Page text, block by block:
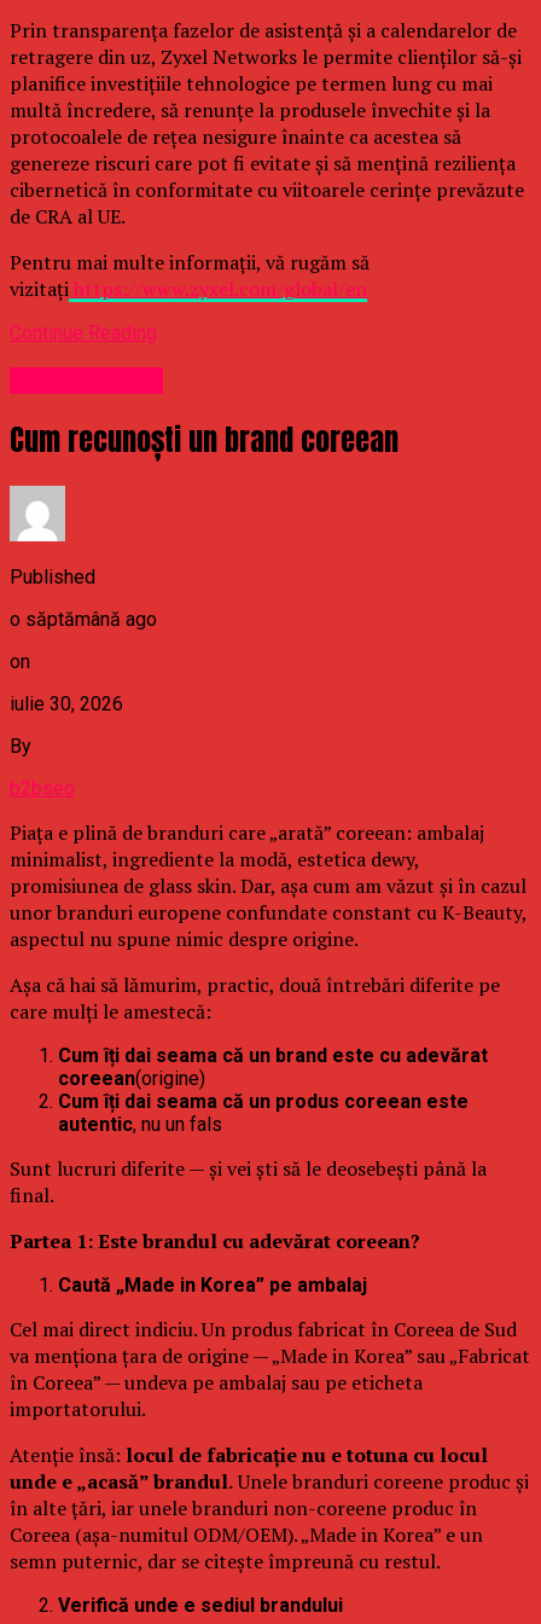
Prin transparența fazelor de asistență și a calendarelor de
retragere din uz, Zyxel Networks le permite clienților să-și
planifice investițiile tehnologice pe termen lung cu mai
multă încredere, să renunțe la produsele învechite și la
protocoalele de rețea nesigure înainte ca acestea să
genereze riscuri care pot fi evitate și să mențină reziliența
cibernetică în conformitate cu viitoarele cerințe prevăzute
de CRA al UE.
Pentru mai multe informații, vă rugăm să
vizitațihttps://www.zyxel.com/global/en
Continue Reading
Cum recunoști un brand coreean
Published
o săptămână ago
on
iulie 30, 2026
By
b2bseo
Piața e plină de branduri care „arată” coreean: ambalaj
minimalist, ingrediente la modă, estetica dewy,
promisiunea de glass skin. Dar, așa cum am văzut și în cazul
unor branduri europene confundate constant cu K-Beauty,
aspectul nu spune nimic despre origine.
Așa că hai să lămurim, practic, două întrebări diferite pe
care mulți le amestecă:
Cum îți dai seama că un brand este cu adevărat
coreean(origine)
Cum îți dai seama că un produs coreean este
autentic, nu un fals
Sunt lucruri diferite — și vei ști să le deosebești până la
final.
Partea 1: Este brandul cu adevărat coreean?
Caută „Made in Korea” pe ambalaj
Cel mai direct indiciu. Un produs fabricat în Coreea de Sud
va menționa țara de origine — „Made in Korea” sau „Fabricat
în Coreea” — undeva pe ambalaj sau pe eticheta
importatorului.
Atenție însă: locul de fabricație nu e totuna cu locul
unde e „acasă” brandul.Unele branduri coreene produc și
în alte țări, iar unele branduri non-coreene produc în
Coreea (așa-numitul ODM/OEM). „Made in Korea” e un
semn puternic, dar se citește împreună cu restul.
Verifică unde e sediul brandului